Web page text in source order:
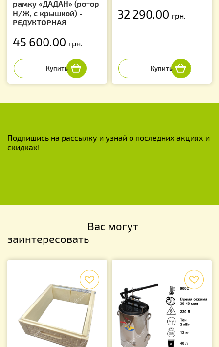
рамку «ДАДАН» (ротор
Н/Ж, с крышкой) -
РЕДУКТОРНАЯ
45 600.00 грн.
32 290.00 грн.
Подпишись на рассылку и узнай о последних акциях и
скидках!
Вас могут
заинтересовать